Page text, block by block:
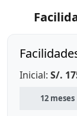
Inicial: S/.
12 meses